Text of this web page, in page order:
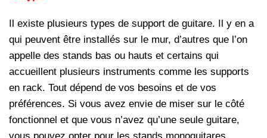
Il existe plusieurs types de support de guitare. Il y en a
qui peuvent être installés sur le mur, d’autres que l’on
appelle des stands bas ou hauts et certains qui
accueillent plusieurs instruments comme les supports
en rack. Tout dépend de vos besoins et de vos
préférences. Si vous avez envie de miser sur le côté
fonctionnel et que vous n’avez qu’une seule guitare,